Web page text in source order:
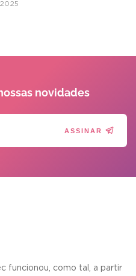
novidades
ASSINAR
funcionou, como tal, a partir